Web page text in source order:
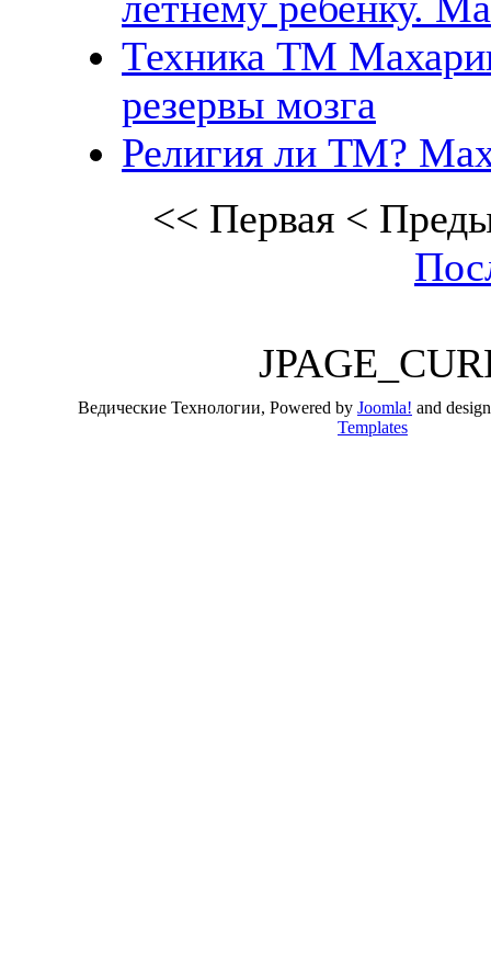
Техника ТМ
резервы мозга
Религия ли ТМ?
<< Первая<
Ведические Технологии, Powered by Joomla! and
Templates